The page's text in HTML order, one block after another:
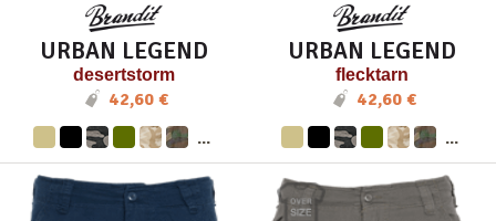
URBAN LEGEND
desertstorm
42,60 €
...
URBAN LEGEND
flecktarn
42,60 €
...